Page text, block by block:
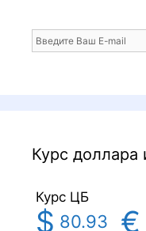
Курс доллара
Курс ЦБ
$ 80.93 €